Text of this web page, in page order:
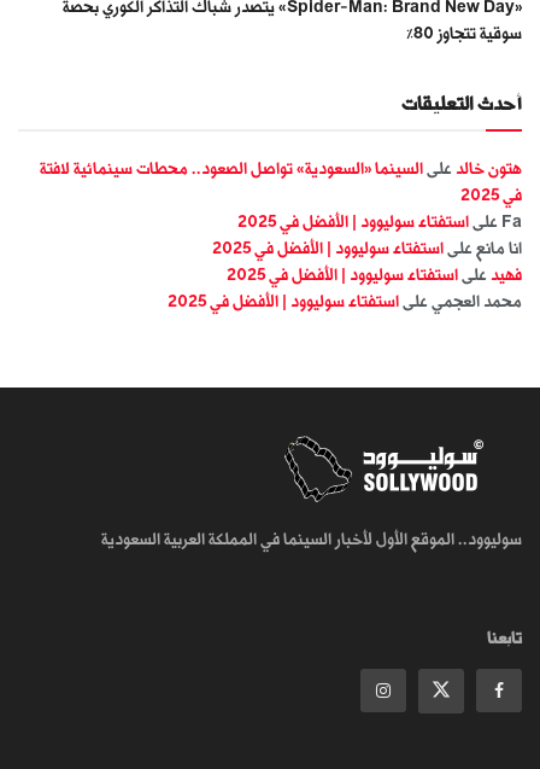
«Spider-Man: Brand New Day» يتصدر شباك التذاكر الكوري بحصة
سوقية تتجاوز 80%
أحدث التعليقات
هتون خالد على السينما «السعودية» تواصل الصعود.. محطات سينمائية لافتة
في 2025
Fa على استفتاء سوليوود | الأفضل في 2025
انا مانع على استفتاء سوليوود | الأفضل في 2025
فهيد على استفتاء سوليوود | الأفضل في 2025
محمد العجمي على استفتاء سوليوود | الأفضل في 2025
سوليوود.. الموقع الأول لأخبار السينما في المملكة العربية السعودية
تابعنا